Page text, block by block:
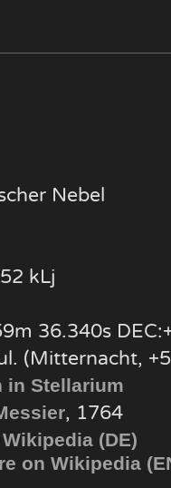
Nebel
kLj
36.340s
(Mitternacht,
in Stellarium
, 1764
(DE)
on Wikipedia